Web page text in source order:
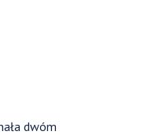
dwóm